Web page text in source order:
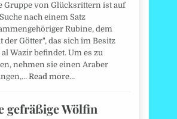
Gruppe von Glücksrittern ist auf
nach einem Satz
Rubine, dem
der Götter", das sich im Besitz
Wazir befindet. Um es zu
nehmen sie einen Araber
Read more…
gefräßige Wölfin